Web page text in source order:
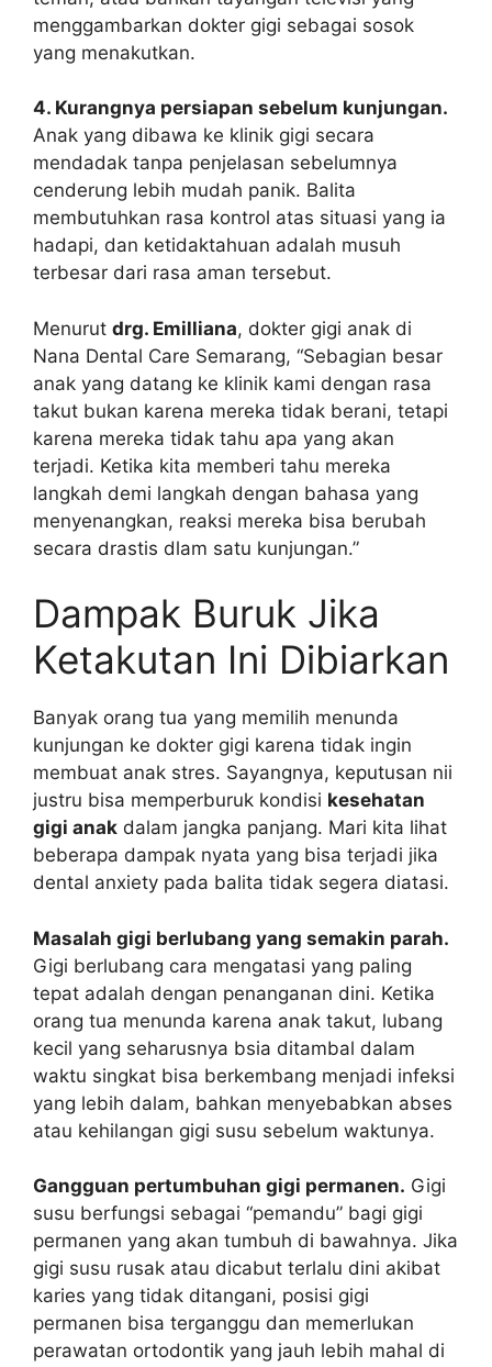
menggambarkan dokter gigi sebagai sosok
yang menakutkan.
4. Kurangnya persiapan sebelum kunjungan.
Anak yang dibawa ke klinik gigi secara
mendadak tanpa penjelasan sebelumnya
cenderung lebih mudah panik. Balita
membutuhkan rasa kontrol atas situasi yang ia
hadapi, dan ketidaktahuan adalah musuh
terbesar dari rasa aman tersebut.
Menurut drg. Emilliana, dokter gigi anak di
Nana Dental Care Semarang, “Sebagian besar
anak yang datang ke klinik kami dengan rasa
takut bukan karena mereka tidak berani, tetapi
karena mereka tidak tahu apa yang akan
terjadi. Ketika kita memberi tahu mereka
langkah demi langkah dengan bahasa yang
menyenangkan, reaksi mereka bisa berubah
secara drastis dlam satu kunjungan.”
Dampak Buruk Jika
Ketakutan Ini Dibiarkan
Banyak orang tua yang memilih menunda
kunjungan ke dokter gigi karena tidak ingin
membuat anak stres. Sayangnya, keputusan nii
justru bisa memperburuk kondisi kesehatan
gigi anak dalam jangka panjang. Mari kita lihat
beberapa dampak nyata yang bisa terjadi jika
dental anxiety pada balita tidak segera diatasi.
Masalah gigi berlubang yang semakin parah.
Gigi berlubang cara mengatasi yang paling
tepat adalah dengan penanganan dini. Ketika
orang tua menunda karena anak takut, lubang
kecil yang seharusnya bsia ditambal dalam
waktu singkat bisa berkembang menjadi infeksi
yang lebih dalam, bahkan menyebabkan abses
atau kehilangan gigi susu sebelum waktunya.
Gangguan pertumbuhan gigi permanen. Gigi
susu berfungsi sebagai “pemandu” bagi gigi
permanen yang akan tumbuh di bawahnya. Jika
gigi susu rusak atau dicabut terlalu dini akibat
karies yang tidak ditangani, posisi gigi
permanen bisa terganggu dan memerlukan
perawatan ortodontik yang jauh lebih mahal di